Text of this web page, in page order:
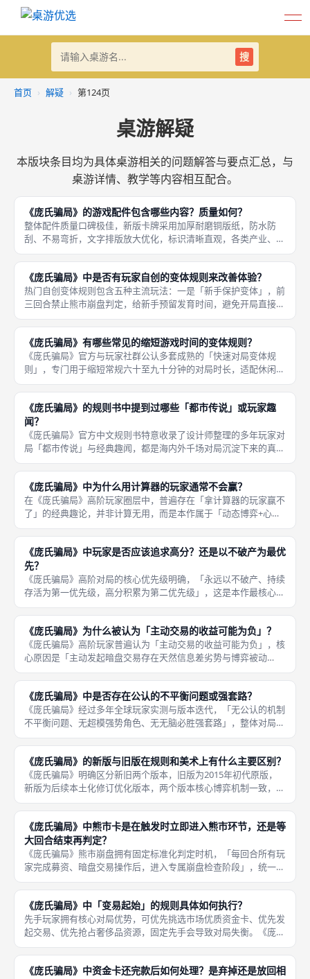
搜
首页 › 解疑 › 第124页
桌游解疑
本版块条目均为具体桌游相关的问题解答与要点汇总，与
桌游详情、教学等内容相互配合。
《庞氏骗局》的游戏配件包含哪些内容？质量如何？
整体配件质量口碑极佳，新版卡牌采用加厚耐磨铜版纸，防水防
刮、不易弯折，文字排版放大优化，标识清晰直观，各类产业、资
金、熊市图标区分度极高，新手一眼看懂；时间转盘转动顺滑、刻
度精准无误差；专属私密遮挡屏幕尺寸充足，可完全遮挡玩家资金
与债务信息
《庞氏骗局》中是否有玩家自创的变体规则来改善体验？
热门自创变体规则包含五种主流玩法：一是「新手保护变体」，前
三回合禁止熊市崩盘判定，给新手预留发育时间，避免开局直接崩
盘劝退；二是「交易平衡变体」，主动交易失败后可小幅补偿流动
资金，杜绝主动交易百分百负收益的问题；三是「债务上限变
体」，限制玩
《庞氏骗局》有哪些常见的缩短游戏时间的变体规则？
《庞氏骗局》官方与玩家社群公认多套成熟的「快速对局变体规
则」，专门用于缩短常规六十至九十分钟的对局时长，适配休闲速
刷、新手体验、短时聚会场景，所有变体规则均保留核心博弈机
制，仅压缩对局周期、降低运营时长，不会魔改游戏内核，兼顾速
度与游玩体验
《庞氏骗局》的规则书中提到过哪些「都市传说」或玩家趣
闻？
《庞氏骗局》官方中文规则书特意收录了设计师整理的多年玩家对
局「都市传说」与经典趣闻，都是海内外千场对局沉淀下来的真实
极端案例，用来启发玩家跳出固定打法、突破思维局限，也是本作
极具特色的彩蛋内容，让硬核经济桌游多了趣味人文属性。规则书
收录的经
《庞氏骗局》中为什么用计算器的玩家通常不会赢？
在《庞氏骗局》高阶玩家圈层中，普遍存在「拿计算器的玩家赢不
了」的经典趣论，并非计算无用，而是本作属于「动态博弈+心理
交易+风险容错」的策略桌游，而非纯数值计算题。计算器玩家的
核心短板在于过度求稳、不敢容错，每一步都追求绝对最优数值，
却忽略了
《庞氏骗局》中玩家是否应该追求高分？还是以不破产为最优
先？
《庞氏骗局》高阶对局的核心优先级明确，「永远以不破产、持续
存活为第一优先级，高分积累为第二优先级」，这是本作最核心的
对局思维，也是新手与高阶玩家的最大差距。本作独特的胜利机制
决定了，只要存活到最后，就拥有夺冠机会；一旦破产出局，无论
前期分数
《庞氏骗局》为什么被认为「主动交易的收益可能为负」？
《庞氏骗局》高阶玩家普遍认为「主动交易的收益可能为负」，核
心原因是「主动发起暗盘交易存在天然信息差劣势与博弈被动
性」，主动方需要预判被动方的心理预期与资产价值，极易出现定
价失误，导致交易亏损，是本作高阶博弈的核心认知，区别于新手
无脑发起交易
《庞氏骗局》中是否存在公认的不平衡问题或强套路？
《庞氏骗局》经过多年全球玩家实测与版本迭代，「无公认的机制
不平衡问题、无超模强势角色、无无脑必胜强套路」，整体对局平
衡性成熟稳定，所有运营打法、交易思路、债务搭配均有制衡方
式，不存在单一套路碾压全场的情况，胜负完全取决于玩家的风控
能力与博弈
《庞氏骗局》的新版与旧版在规则和美术上有什么主要区别？
《庞氏骗局》明确区分新旧两个版本，旧版为2015年初代原版，
新版为后续本土化修订优化版本，两个版本核心博弈机制一致，但
在「美术设计、配件质感、规则细节、人数适配、结算精度」五大
维度存在明显升级，新版修正旧版短板，体验全面优化，也是目前
成都桌
《庞氏骗局》中熊市卡是在触发时立即进入熊市环节，还是等
大回合结束再判定？
《庞氏骗局》熊市崩盘拥有固定标准化判定时机，「每回合所有玩
家完成募资、暗盘交易操作后，进入专属崩盘检查阶段」，统一统
计全局熊市卡累积数量，达标后立即触发经济崩盘，即时生效所有
负面效果，无需等待大回合结束、无需延后至下一回合，判定及
时、生效快
《庞氏骗局》中「变易起始」的规则具体如何执行？
先手玩家拥有核心对局优势，可优先挑选市场优质资金卡、优先发
起交易、优先抢占奢侈品资源，固定先手会导致对局失衡。《庞氏
骗局》的「变易起始」是平衡对局公平性的核心轮换规则，具体执
行时机为「每回合所有流程全部结算完毕后、新回合开启前」，自
动轮换起
《庞氏骗局》中资金卡还完款后如何处理？是弃掉还是放回相